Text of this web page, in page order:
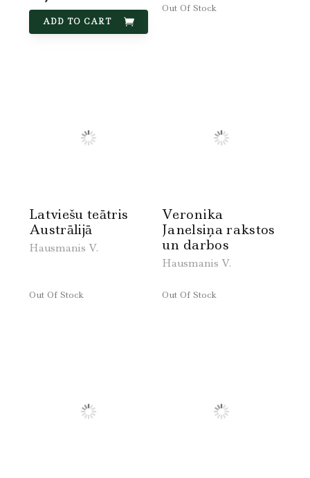
ADD TO CART
Out Of Stock
Latviešu teātris
Austrālijā
Hausmanis V.
Out Of Stock
Veronika
Janelsiņa rakstos
un darbos
Hausmanis V.
Out Of Stock